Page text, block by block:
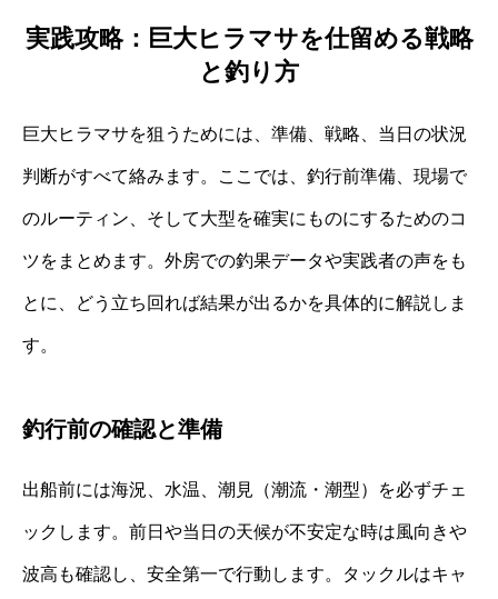
実践攻略：巨大ヒラマサを仕留める戦略
と釣り方
巨大ヒラマサを狙うためには、準備、戦略、当日の状況
判断がすべて絡みます。ここでは、釣行前準備、現場で
のルーティン、そして大型を確実にものにするためのコ
ツをまとめます。外房での釣果データや実践者の声をも
とに、どう立ち回れば結果が出るかを具体的に解説しま
す。
釣行前の確認と準備
出船前には海況、水温、潮見（潮流・潮型）を必ずチェ
ックします。前日や当日の天候が不安定な時は風向きや
波高も確認し、安全第一で行動します。タックルはキャ